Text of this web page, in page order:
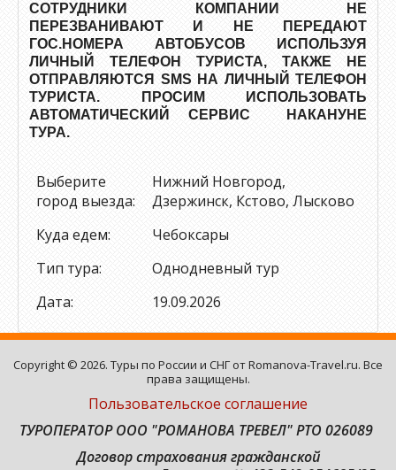
СОТРУДНИКИ КОМПАНИИ НЕ
ПЕРЕЗВАНИВАЮТ И НЕ ПЕРЕДАЮТ
ГОС.НОМЕРА АВТОБУСОВ ИСПОЛЬЗУЯ
ЛИЧНЫЙ ТЕЛЕФОН ТУРИСТА, ТАКЖЕ НЕ
ОТПРАВЛЯЮТСЯ SMS НА ЛИЧНЫЙ ТЕЛЕФОН
ТУРИСТА. ПРОСИМ ИСПОЛЬЗОВАТЬ
АВТОМАТИЧЕСКИЙ СЕРВИС НАКАНУНЕ
ТУРА.
Выберите
город выезда:
Нижний Новгород,
Дзержинск, Кстово, Лысково
Куда едем:
Чебоксары
Тип тура:
Однодневный тур
Дата:
19.09.2026
Copyright © 2026. Туры по России и СНГ от Romanova-Travel.ru. Все
права защищены.
Пользовательское соглашение
ТУРОПЕРАТОР ООО "РОМАНОВА ТРЕВЕЛ" РТО 026089
Договор страхования гражданской